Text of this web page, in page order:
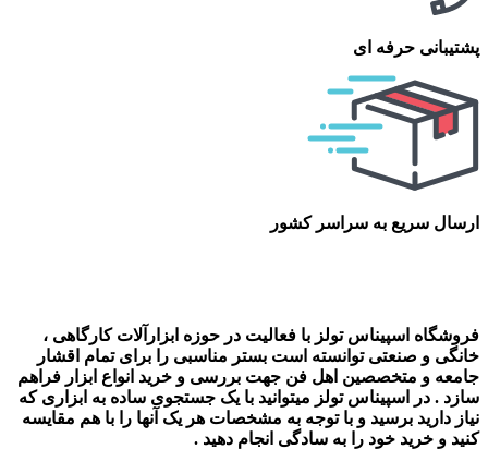
پشتیبانی حرفه ای
ارسال سریع به سراسر کشور
فروشگاه اسپیناس تولز با فعالیت در حوزه ابزارآلات کارگاهی ،
خانگی و صنعتی توانسته است بستر مناسبی را برای تمام اقشار
جامعه و متخصصین اهل فن جهت بررسی و خرید انواع ابزار فراهم
سازد . در اسپیناس تولز میتوانید با یک جستجوی ساده به ابزاری که
نیاز دارید برسید و با توجه به مشخصات هر یک آنها را با هم مقایسه
کنید و خرید خود را به سادگی انجام دهید .